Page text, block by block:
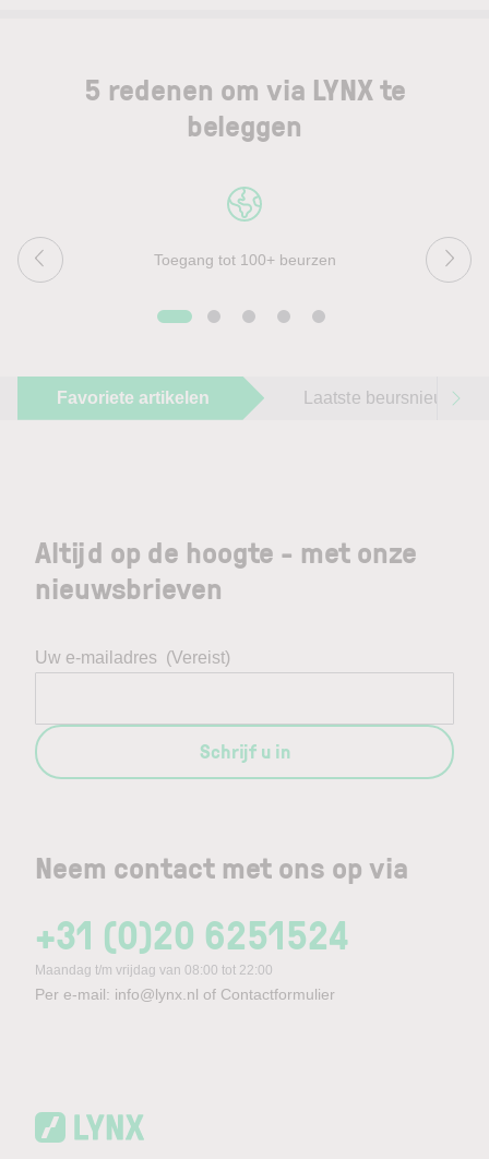
5 redenen om via LYNX te
beleggen
Toegang tot 100+ beurzen
Favoriete artikelen Laatste beursnieuws
Neem contact met ons op via
+31 (0)20 6251524
Maandag t/m vrijdag van 08:00 tot 22:00
Per e-mail: info@lynx.nl of Contactformulier
Altijd op de hoogte - met onze
nieuwsbrieven
Uw e-mailadres (Vereist)
Schrijf u in